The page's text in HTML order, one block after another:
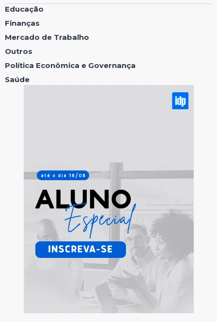
Educação
Finanças
Mercado de Trabalho
Outros
Política Econômica e Governança
Saúde